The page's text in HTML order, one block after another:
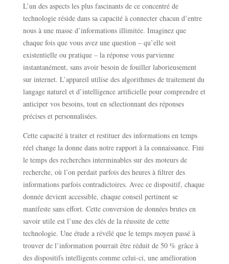
L’un des aspects les plus fascinants de ce concentré de
technologie réside dans sa capacité à connecter chacun d’entre
nous à une masse d’informations illimitée. Imaginez que
chaque fois que vous avez une question – qu’elle soit
existentielle ou pratique – la réponse vous parvienne
instantanément, sans avoir besoin de fouiller laborieusement
sur internet. L’appareil utilise des algorithmes de traitement du
langage naturel et d’intelligence artificielle pour comprendre et
anticiper vos besoins, tout en sélectionnant des réponses
précises et personnalisées.
Cette capacité à traiter et restituer des informations en temps
réel change la donne dans notre rapport à la connaissance. Fini
le temps des recherches interminables sur des moteurs de
recherche, où l’on perdait parfois des heures à filtrer des
informations parfois contradictoires. Avec ce dispositif, chaque
donnée devient accessible, chaque conseil pertinent se
manifeste sans effort. Cette conversion de données brutes en
savoir utile est l’une des clés de la réussite de cette
technologie. Une étude a révélé que le temps moyen passé à
trouver de l’information pourrait être réduit de 50 % grâce à
des dispositifs intelligents comme celui-ci, une amélioration